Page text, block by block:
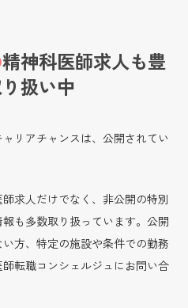
精神科医師求人も豊
扱い中
リアチャンスは、公開されてい
求人だけでなく、非公開の特別
も多数取り扱っています。公開
方、特定の施設や条件での勤務
転職コンシェルジュにお問い合